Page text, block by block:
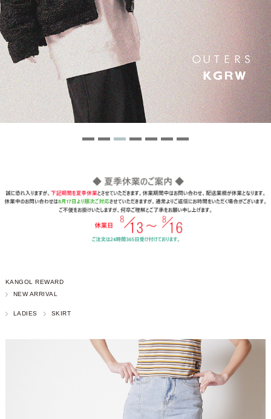
KANGOL REWARD
NEW ARRIVAL
LADIES SKIRT